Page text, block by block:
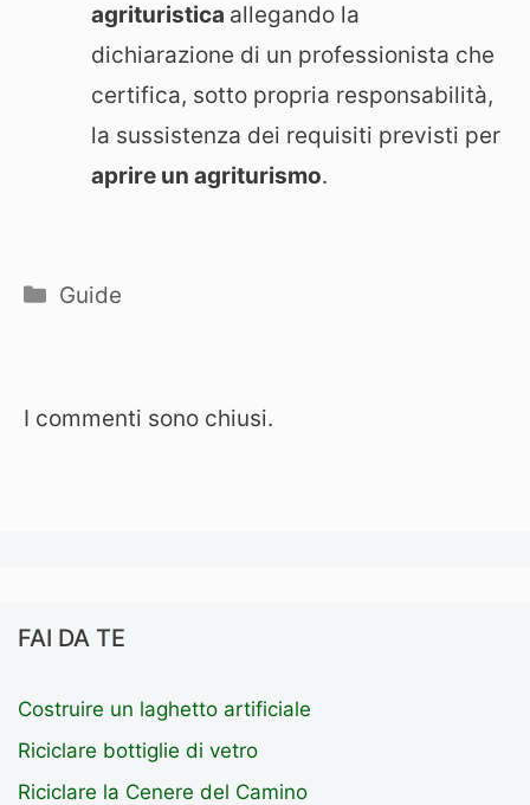
agrituristica allegando la
dichiarazione di un professionista che
certifica, sotto propria responsabilità,
la sussistenza dei requisiti previsti per
aprire un agriturismo.
Categorie
Guide
I commenti sono chiusi.
FAI DA TE
Costruire un laghetto artificiale
Riciclare bottiglie di vetro
Riciclare la Cenere del Camino